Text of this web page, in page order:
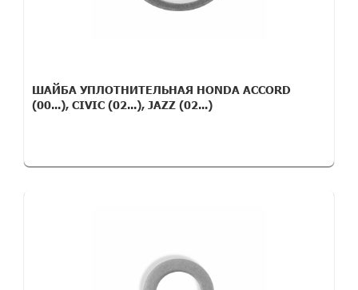
ШАЙБА УПЛОТНИТЕЛЬНАЯ HONDA ACCORD
(00...), CIVIC (02...), JAZZ (02...)